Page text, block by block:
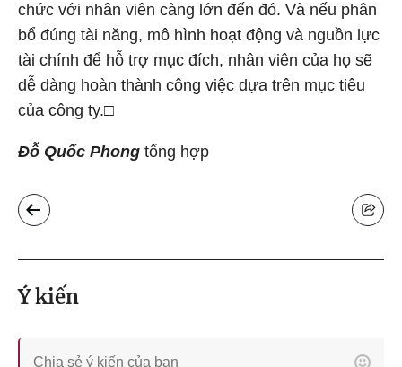
chức với nhân viên càng lớn đến đó. Và nếu phân
bổ đúng tài năng, mô hình hoạt động và nguồn lực
tài chính để hỗ trợ mục đích, nhân viên của họ sẽ
dễ dàng hoàn thành công việc dựa trên mục tiêu
của công ty.□
Đỗ Quốc Phong tổng hợp
Ý kiến